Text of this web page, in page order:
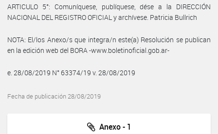
ARTICULO 5°: Comuníquese, publíquese, dése a la DIRECCIÓN
NACIONAL DEL REGISTRO OFICIAL y archívese. Patricia Bullrich
NOTA: El/los Anexo/s que integra/n este(a) Resolución se publican
en la edición web del BORA -www.boletinoficial.gob.ar-
e. 28/08/2019 N° 63374/19 v. 28/08/2019
Fecha de publicación 28/08/2019
Anexo - 1